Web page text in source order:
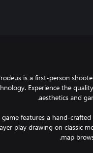
is a first-person
Experience the
game features a hand-
play drawing on classic